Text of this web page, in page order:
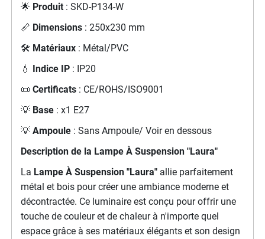
🌟 Produit: SKD-P134-W
📏 Dimensions: 250x230 mm
🛠️ Matériaux: Métal/PVC
💧 Indice IP: IP20
📜 Certificats: CE/ROHS/ISO9001
💡 Base: x1 E27
💡 Ampoule: Sans Ampoule/ Voir en dessous
Description de la Lampe À Suspension "Laura"
La Lampe À Suspension "Laura"allie parfaitement
métal et bois pour créer une ambiance moderne et
décontractée. Ce luminaire est conçu pour offrir une
touche de couleur et de chaleur à n'importe quel
espace grâce à ses matériaux élégants et son design